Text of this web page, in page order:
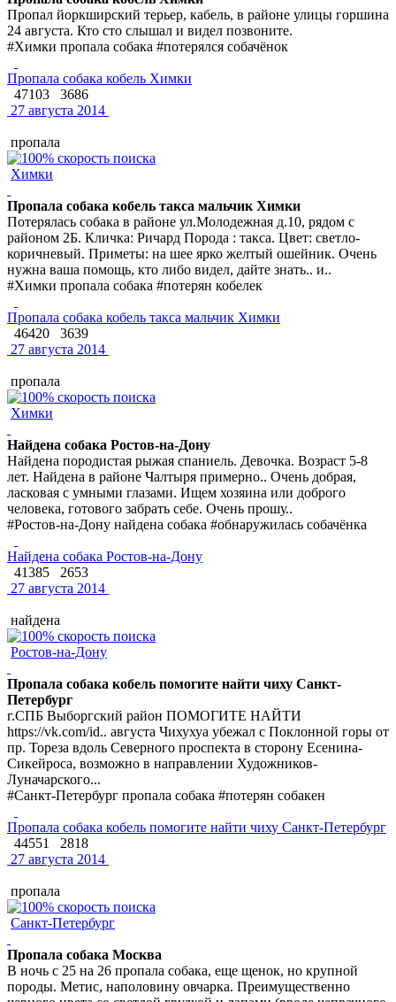
Пропал йоркширский терьер, кабель, в районе улицы горшина
24 августа. Кто сто слышал и видел позвоните.
#Химки пропала собака #потерялся собачёнок
Пропала собака кобель Химки
47103
3686
27 августа 2014
пропала
Химки
Пропала собака кобель такса мальчик Химки
Потерялась собака в районе ул.Молодежная д.10, рядом с
районом 2Б. Кличка: Ричард Порода : такса. Цвет: светло-
коричневый. Приметы: на шее ярко желтый ошейник. Очень
нужна ваша помощь, кто либо видел, дайте знать.. и..
#Химки пропала собака #потерян кобелек
Пропала собака кобель такса мальчик Химки
46420
3639
27 августа 2014
пропала
Химки
Найдена собака Ростов-на-Дону
Найдена породистая рыжая спаниель. Девочка. Возраст 5-8
лет. Найдена в районе Чалтыря примерно.. Очень добрая,
ласковая с умными глазами. Ищем хозяина или доброго
человека, готового забрать себе. Очень прошу..
#Ростов-на-Дону найдена собака #обнаружилась собачёнка
Найдена собака Ростов-на-Дону
41385
2653
27 августа 2014
найдена
Ростов-на-Дону
Пропала собака кобель помогите найти чиху Санкт-
Петербург
г.СПБ Выборгский район ПОМОГИТЕ НАЙТИ
https://vk.com/id.. августа Чихухуа убежал с Поклонной горы от
пр. Тореза вдоль Северного проспекта в сторону Есенина-
Сикейроса, возможно в направлении Художников-
Луначарского...
#Санкт-Петербург пропала собака #потерян собакен
Пропала собака кобель помогите найти чиху Санкт-Петербург
44551
2818
27 августа 2014
пропала
Санкт-Петербург
Пропала собака Москва
В ночь с 25 на 26 пропала собака, еще щенок, но крупной
породы. Метис, наполовину овчарка. Преимущественно